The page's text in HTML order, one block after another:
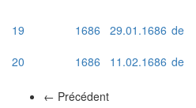
19 1686 29.01.1686 de
20
1686 11.02.1686 de
← Précédent